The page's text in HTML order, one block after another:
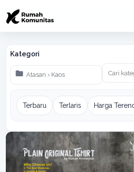
Kategori
Terbaru Terlaris Harga